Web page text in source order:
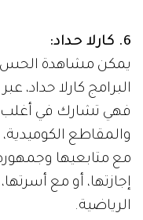
6. كارلا حداد:
يمكن مشاهدة الحس
البرامج كارلا حداد،
فهي تشارك في أغلب
والمقاطع
مع متابعيها
إجازتها، أو مع
الرياضية.